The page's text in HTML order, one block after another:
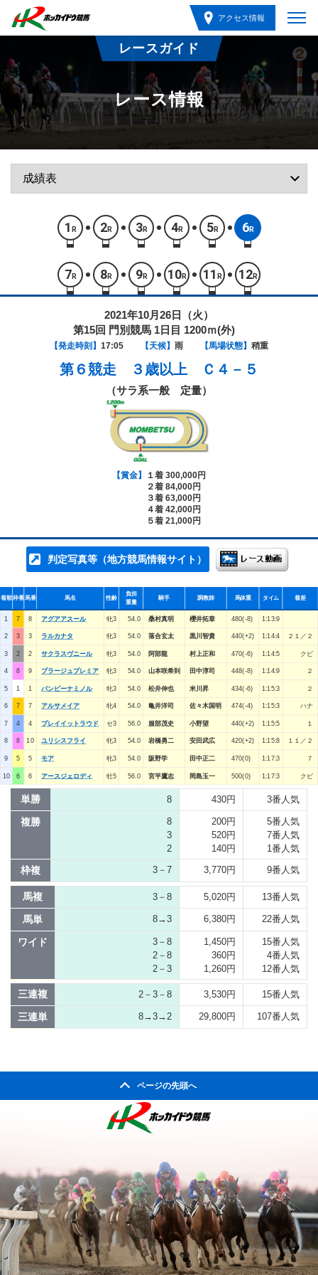
アクセス情報
レースガイド
レース情報
1 R 2R 3R 4R 5R 6R
7 R 8R 9R 10R 11 R 12R
2021年10月26日（火）
第15回 門別競馬 1日目 1200ｍ(外)
【発走時刻】 17:05 【天候】 雨 【馬場状態】 稍重
第６競走 ３歳以上 Ｃ４－５
（サラ系一般 定量）
【賞金】
１着 300,000円
２着 84,000円
３着 63,000円
４着 42,000円
５着 21,000円
判定写真等（地方競馬情報サイト）
着順枠番馬番 馬名 性齢
負担
重量
騎手 調教師 馬体重 タイム 着差
1 7 8 アグアアスール 牝3 54.0 桑村真明 櫻井拓章 480(-8) 1:13:9
2 3 3 ラルカナタ 牝3 54.0 落合玄太 黒川智貴 440(+2) 1:14:4 ２１／２
3 2 2 サクラスヴニール 牝3 54.0 阿部龍 村上正和 470(-6) 1:14:5 クビ
4 8 9 プラージュプレミア 牝3 54.0 山本咲希到 田中淳司 448(-8) 1:14:9 ２
5 1 1 バンビーナミノル 牝3 54.0 松井伸也 米川昇 434(-6) 1:15:3 ２
6 7 7 アルサメイア 牝4 54.0 亀井洋司 佐々木国明 474(-4) 1:15:3 ハナ
7 4 4 プレイイットラウド セ3 56.0 服部茂史 小野望 440(+2) 1:15:5 １
8 8 10 ユリシスフライ 牝3 54.0 岩橋勇二 安田武広 420(+2) 1:15:8 １１／２
9 5 5 モア 牝3 54.0 阪野学 田中正二 470(0) 1:17:3 ７
10 6 6 アースジェロディ 牡5 56.0 宮平鷹志 岡島玉一 500(0) 1:17:3 クビ
単勝 8 430円 3番人気
複勝
8
3
2
200円
520円
140円
5番人気
7番人気
1番人気
枠複 3－7 3,770円 9番人気
馬複 3－8 5,020円 13番人気
馬単 8→3 6,380円 22番人気
ワイド
3－8
2－8
2－3
1,450円
360円
1,260円
15番人気
4番人気
12番人気
三連複 2－3－8 3,530円 15番人気
三連単 8→3→2 29,800円 107番人気
ページの先頭へ